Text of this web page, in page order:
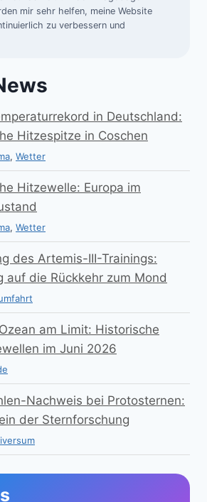
mir sehr helfen, meine Website
zu verbessern und
in Deutschland:
Hitzespitze in Coschen
, Wetter
Hitzewelle: Europa im
, Wetter
des Artemis-III-Trainings:
auf die Rückkehr zum Mond
am Limit: Historische
im Juni 2026
Nachweis bei Protosternen:
der Sternforschung